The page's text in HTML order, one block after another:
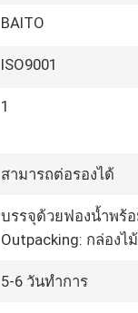
BAITO
ISO9001
1
สามารถต่อรองได้
บรรจุด้วยฟองน้ำพร้
Outpacking: กล่อง
5-6 วันทำการ